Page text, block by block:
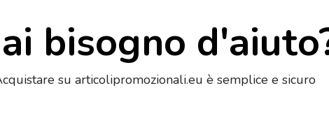
bisogno
su articolipromozionali.eu è semplice e sicuro